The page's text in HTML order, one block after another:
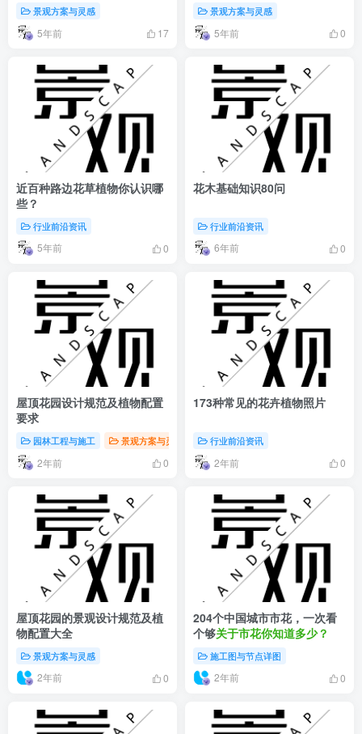
景观方案与灵感
5年前 17
景观方案与灵感
5年前 0
近百种路边花草植物你认识哪
些？
行业前沿资讯
5年前 0
花木基础知识80问
行业前沿资讯
6年前 0
屋顶花园设计规范及植物配置
要求
园林工程与施工 景观方案与灵感
2年前 0
173种常见的花卉植物照片
行业前沿资讯
2年前 0
屋顶花园的景观设计规范及植
物配置大全
景观方案与灵感
2年前 0
204个中国城市市花，一次看
个够关于市花你知道多少？
施工图与节点详图
2年前 0